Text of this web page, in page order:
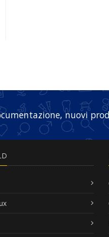
nuovi